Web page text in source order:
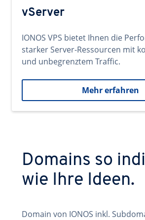
vServer
IONOS VPS bietet Ihnen die
starker Server-Ressourcen mit
und unbegrenztem Traffic.
Mehr erfahren
Domains so
wie Ihre Ideen.
Domain von IONOS inkl.